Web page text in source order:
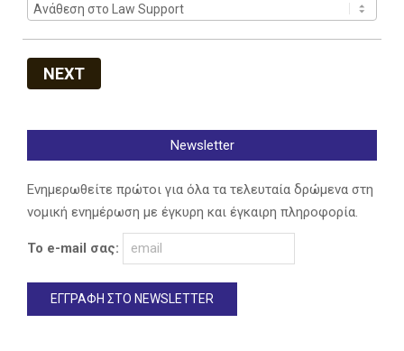
NEXT
Newsletter
Ενημερωθείτε πρώτοι για όλα τα τελευταία δρώμενα στη
νομική ενημέρωση με έγκυρη και έγκαιρη πληροφορία.
Το e-mail σας: